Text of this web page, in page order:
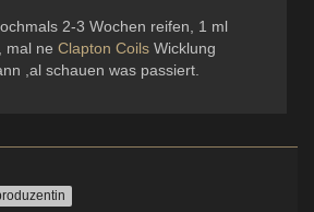
2-3 Wochen reifen, 1 ml
mal ne Clapton Coils Wicklung
,al schauen was passiert.